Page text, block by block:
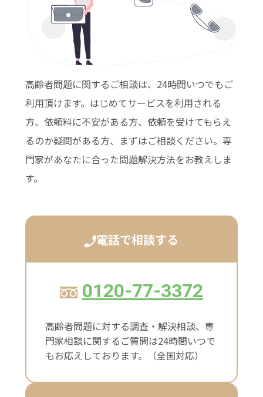
高齢者問題に関するご相談は、24時間いつでもご
利用頂けます。はじめてサービスを利用される
方、依頼料に不安がある方、依頼を受けてもらえ
るのか疑問がある方、まずはご相談ください。専
門家があなたに合った問題解決方法をお教えしま
す。
電話で相談する
0120-77-3372
高齢者問題に対する調査・解決相談、専
門家相談に関するご質問は24時間いつで
もお応えしております。（全国対応）